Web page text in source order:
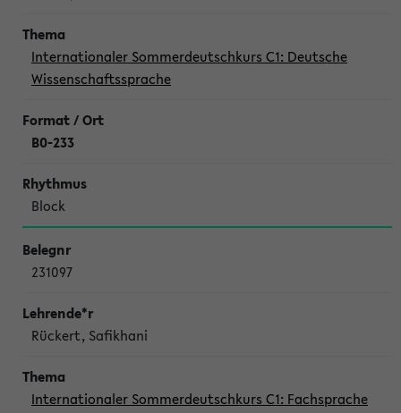
Internationaler Sommerdeutschkurs C1: Deutsche
Wissenschaftssprache
B0-233
Block
231097
Rückert, Safikhani
Internationaler Sommerdeutschkurs C1: Fachsprache